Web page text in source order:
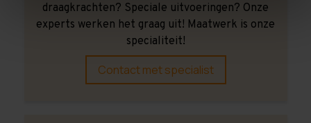
draagkrachten? Speciale uitvoeringen? Onze
experts werken het graag uit! Maatwerk is onze
specialiteit!
Contact met specialist